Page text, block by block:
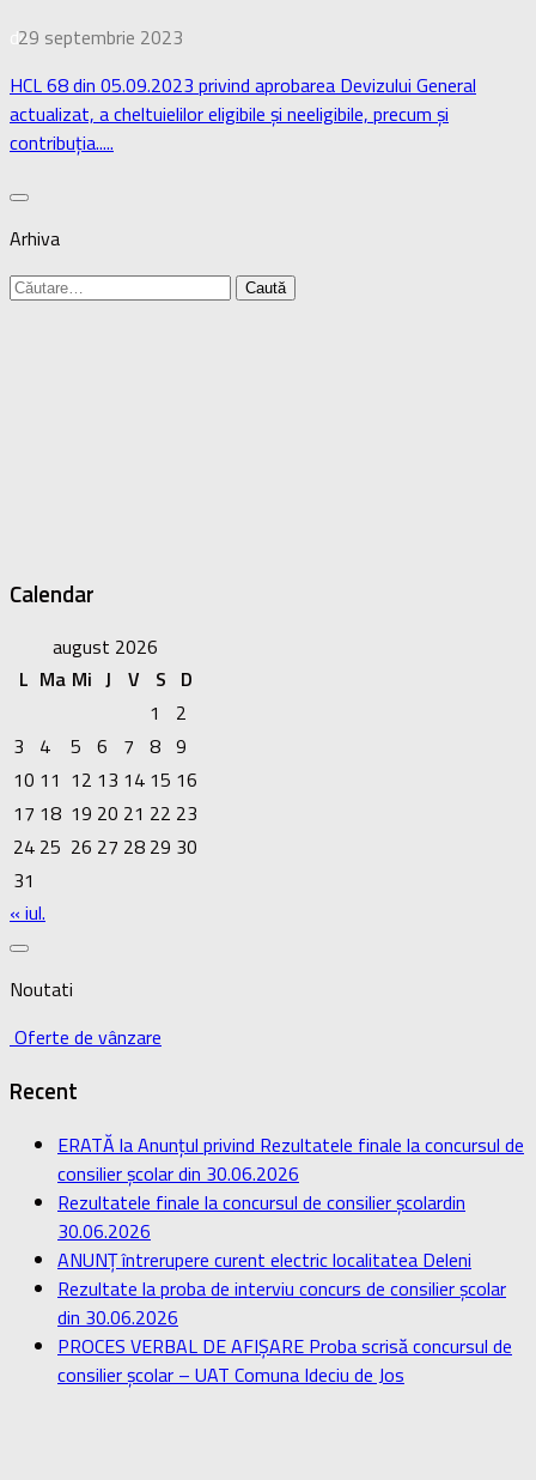
de·
29 septembrie 2023
HCL 68 din 05.09.2023 privind aprobarea Devizului General
actualizat, a cheltuielilor eligibile și neeligibile, precum și
contribuția.....
Arhiva
Caută
Calendar
august 2026
L Ma Mi J V S D
1
2
3
4 5 6 7 8 9
10 11 12 13 14 15 16
17 18 19 20 21 22 23
24 25 26 27 28 29 30
31
« iul.
Noutati
Oferte de vânzare
Recent
ERATĂ la Anunțul privind Rezultatele finale la concursul de
consilier școlar din 30.06.2026
Rezultatele finale la concursul de consilier școlardin
30.06.2026
ANUNȚ întrerupere curent electric localitatea Deleni
Rezultate la proba de interviu concurs de consilier școlar
din 30.06.2026
PROCES VERBAL DE AFIȘARE Proba scrisă concursul de
consilier școlar – UAT Comuna Ideciu de Jos